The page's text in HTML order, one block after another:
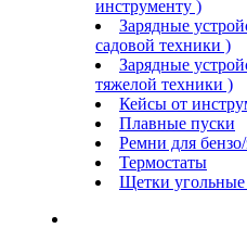
инструменту )
Зарядные
садовой техники )
Зарядные
тяжелой техники )
Кейсы от
Плавные пуски
Ремни для
Термостаты
Щетки угольные